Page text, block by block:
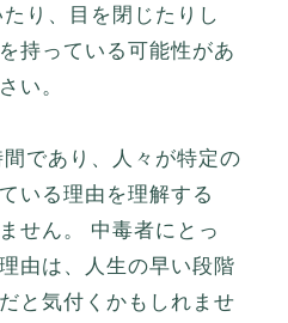
り、目を閉じたりし
持っている可能性があ
い。
であり、人々が特定の
いる理由を理解する
せん。 中毒者にとっ
由は、人生の早い段階
と気付くかもしれませ